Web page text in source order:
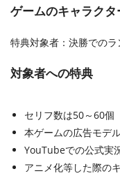
ゲームのキャラク
特典対象者：決勝での
対象者への特典
セリフ数は50～60個
本ゲームの広告モデ
YouTubeでの公式実
アニメ化等した際の